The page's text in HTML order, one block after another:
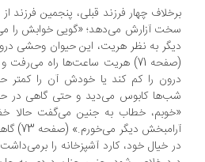
چهار فرزند قبلی، پنجمین فرزند از
آزارش می‌دهد؛ «گویی خوابش را می‌نوشید
به نظر هریت، این حیوان وحشی درون
(صفحه 71) هریت ساعت‌ها راه می‌رفت و
را کم کند یا خودش آن را کمتر حس
کابوس می‌دید و حتی گاهی در حالی
خطاب به جنین می‌گفت حالا خفه
آرامبخش دیگر
خیال خود، کارد آشپزخانه را برمی‌داشت و